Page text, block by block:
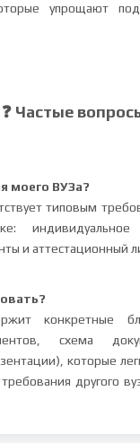
упрощают
❓ Частые
моего ВУЗа?
типовым
и аттестационный
конкретные
схема
которые
другого